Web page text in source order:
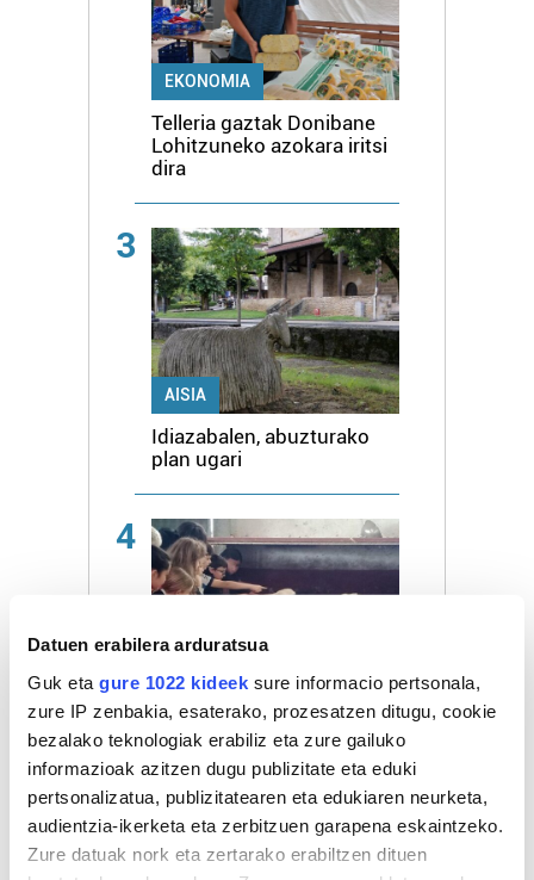
Datuen erabilera arduratsua
Guk eta gure 1022 kideek sure informacio pertsonala,
zure IP zenbakia, esaterako, prozesatzen ditugu, cookie
bezalako teknologiak erabiliz eta zure gailuko
informazioak azitzen dugu publizitate eta eduki
pertsonalizatua, publizitatearen eta edukiaren neurketa,
audientzia-ikerketa eta zerbitzuen garapena eskaintzeko.
Zure datuak nork eta zertarako erabiltzen dituen
EKONOMIA
Telleria gaztak Donibane
Lohitzuneko azokara iritsi
dira
3
AISIA
Idiazabalen, abuzturako
plan ugari
4
AISIA
Goierriko jentilak, behiak
eta kobazuloak gertuago,
Gipuzkoako Parketxe
Sarearen eskaintzari esker
5